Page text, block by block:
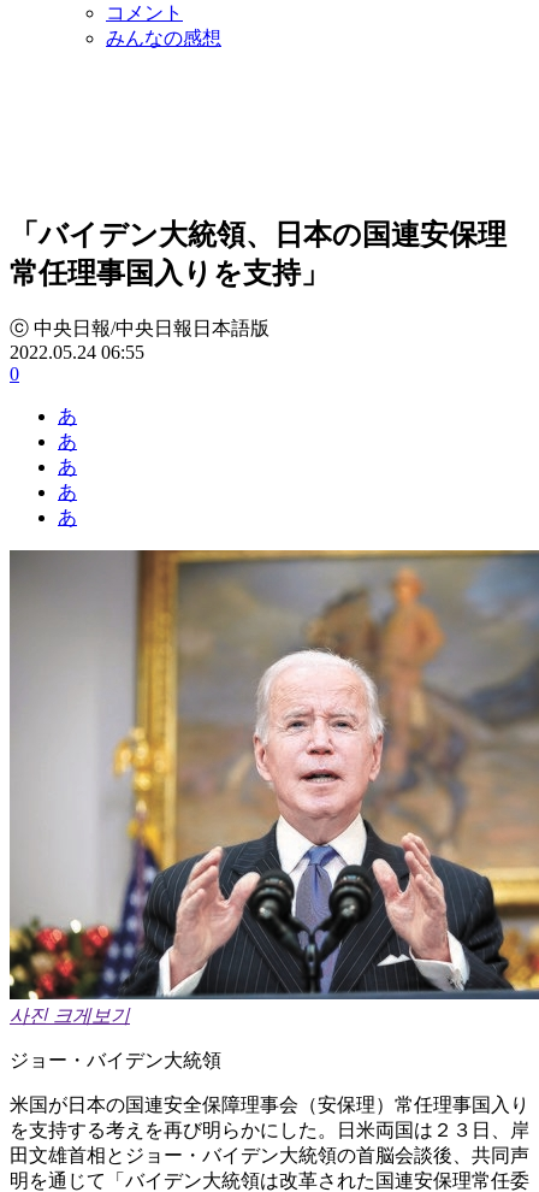
コメント
みんなの感想
「バイデン大統領、日本の国連安保理
常任理事国入りを支持」
ⓒ 中央日報/中央日報日本語版
2022.05.24 06:55
0
あ
あ
あ
あ
あ
사진 크게보기
ジョー・バイデン大統領
米国が日本の国連安全保障理事会（安保理）常任理事国入り
を支持する考えを再び明らかにした。日米両国は２３日、岸
田文雄首相とジョー・バイデン大統領の首脳会談後、共同声
明を通じて「バイデン大統領は改革された国連安保理常任委